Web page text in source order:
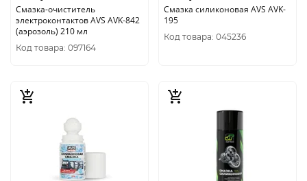
Смазка-очиститель
электроконтактов AVS AVK-842
(аэрозоль) 210 мл
Код товара: 097164
Смазка силиконовая AVS AVK-
195
Код товара: 045236